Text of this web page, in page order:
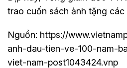
trao cuốn sách ảnh tặng các
Nguồn: https://
anh-dau-tien-ve-100-nam-
viet-nam-post1043424.vnp